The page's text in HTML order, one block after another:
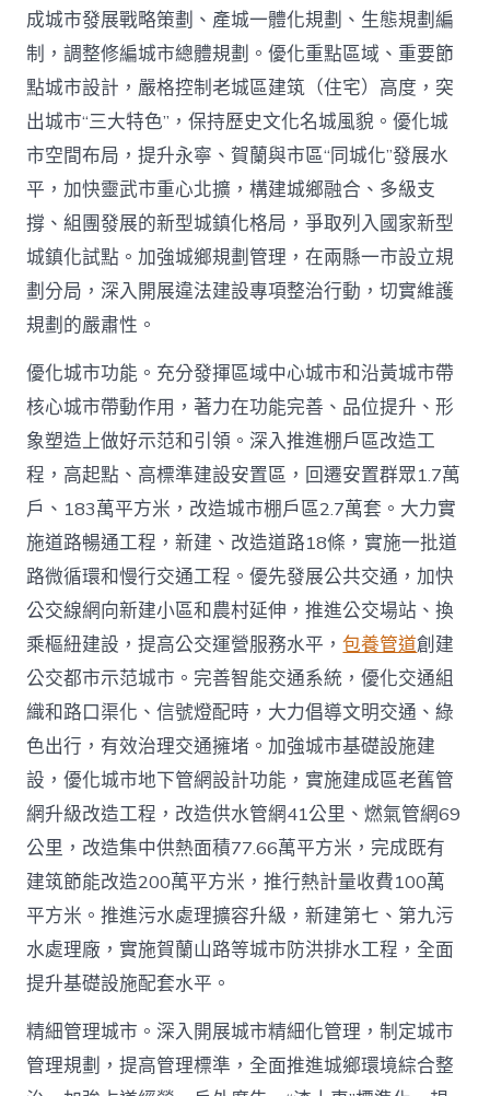
成城市發展戰略策劃、產城一體化規劃、生態規劃編
制，調整修編城市總體規劃。優化重點區域、重要節
點城市設計，嚴格控制老城區建筑（住宅）高度，突
出城市“三大特色”，保持歷史文化名城風貌。優化城
市空間布局，提升永寧、賀蘭與市區“同城化”發展水
平，加快靈武市重心北擴，構建城鄉融合、多級支
撐、組團發展的新型城鎮化格局，爭取列入國家新型
城鎮化試點。加強城鄉規劃管理，在兩縣一市設立規
劃分局，深入開展違法建設專項整治行動，切實維護
規劃的嚴肅性。
優化城市功能。充分發揮區域中心城市和沿黃城市帶
核心城市帶動作用，著力在功能完善、品位提升、形
象塑造上做好示范和引領。深入推進棚戶區改造工
程，高起點、高標準建設安置區，回遷安置群眾1.7萬
戶、183萬平方米，改造城市棚戶區2.7萬套。大力實
施道路暢通工程，新建、改造道路18條，實施一批道
路微循環和慢行交通工程。優先發展公共交通，加快
公交線網向新建小區和農村延伸，推進公交場站、換
乘樞紐建設，提高公交運營服務水平，包養管道創建
公交都市示范城市。完善智能交通系統，優化交通組
織和路口渠化、信號燈配時，大力倡導文明交通、綠
色出行，有效治理交通擁堵。加強城市基礎設施建
設，優化城市地下管網設計功能，實施建成區老舊管
網升級改造工程，改造供水管網41公里、燃氣管網69
公里，改造集中供熱面積77.66萬平方米，完成既有
建筑節能改造200萬平方米，推行熱計量收費100萬
平方米。推進污水處理擴容升級，新建第七、第九污
水處理廠，實施賀蘭山路等城市防洪排水工程，全面
提升基礎設施配套水平。
精細管理城市。深入開展城市精細化管理，制定城市
管理規劃，提高管理標準，全面推進城鄉環境綜合整